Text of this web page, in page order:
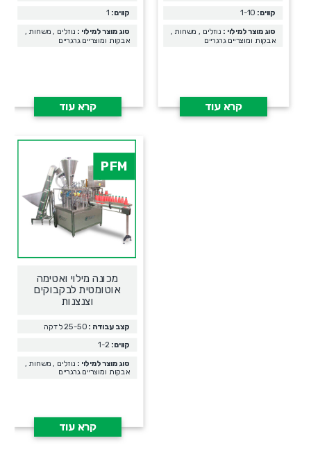
קווים:
סוג מוצר למילוי : נוזלים , משחות ,
אבקות ומוצריים גרגריים
קרא עוד
קווים:
סוג מוצר למילוי : נוזלים , משחות ,
אבקות ומוצריים גרגריים
קרא עוד
PFM
מכונה מילוי ואטימה
אוטומטית לבקבוקים
וצנצנות
קצב עבודה : 25-50 לדקה
קווים: 1-2
סוג מוצר למילוי : נוזלים , משחות ,
אבקות ומוצריים גרגריים
קרא עוד